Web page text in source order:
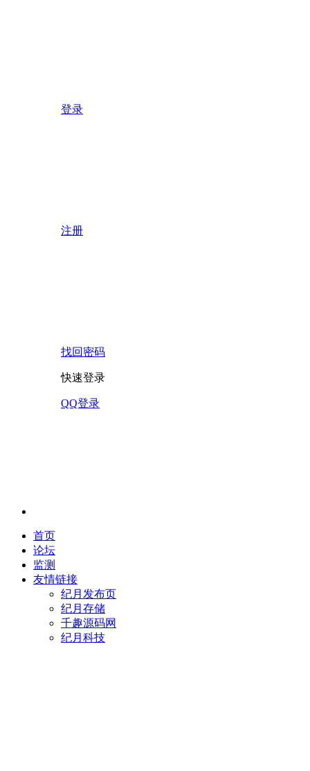
登录
注册
找回密码
快速登录
QQ登录
首页
论坛
监测
友情链接
纪月发布页
纪月存储
千趣源码网
纪月科技